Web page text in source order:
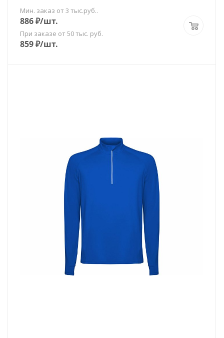
Мин. заказ от 3 тыс.руб..
886₽/шт.
При заказе от 50 тыс. руб.
859₽/шт.